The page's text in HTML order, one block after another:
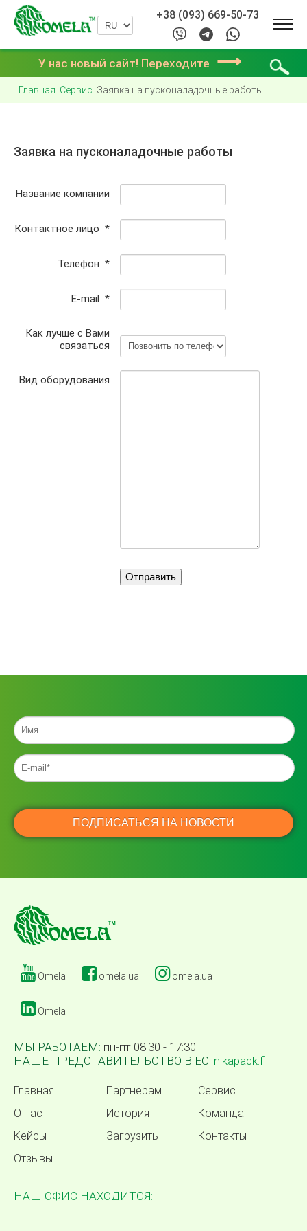
+38 (093) 669-50-73
У нас новый сайт! Переходите ⟶
Главная Сервис Заявка на пусконаладочные работы
Заявка на пусконаладочные работы
Название компании
Контактное лицо *
Телефон *
E-mail *
Как лучше с Вами
связаться
Вид оборудования
Omela omela.ua omela.ua
Omela
МЫ РАБОТАЕМ: пн-пт 08:30 - 17:30
НАШЕ ПРЕДСТАВИТЕЛЬСТВО В ЕС: nikapack.fi
Главная Партнерам
Сервис
О нас
История
Команда
Кейсы
Загрузить
Контакты
Отзывы
НАШ ОФИС НАХОДИТСЯ: